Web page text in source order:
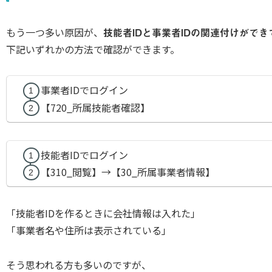
もう一つ多い原因が、 技能者IDと事業者IDの関連付けができ
下記いずれかの方法で確認ができます。
事業者IDでログイン
【720_所属技能者確認】
技能者IDでログイン
【310_閲覧】→【30_所属事業者情報】
「技能者IDを作るときに会社情報は入れた」
「事業者名や住所は表示されている」
そう思われる方も多いのですが、